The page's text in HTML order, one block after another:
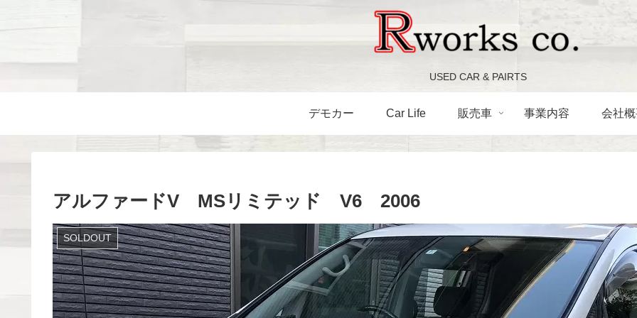
USED CAR & PAIRTS
デモカー Car Life 販売車 事業内容 会社
アルファードV MSリミテッド V6 2006
SOLDOUT